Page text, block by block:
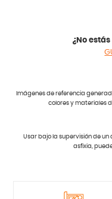
¿No
Imágenes de referencia
colores y materiales
Usar bajo la supervisión de
asfixia,